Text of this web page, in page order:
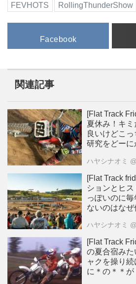
FEVHOTS
RollingThunderShow
Facebook
関連記事
[Flat Track
夏休み！キ
良いけどこ
研究をどーに
ハヤシナオミ
[Flat Track
ションとヒ
っぽいのに
ないのはなぜ
ハヤシナオミ
[Flat Track
の夏合宿みた
ャクを操り
に＊の＊＊